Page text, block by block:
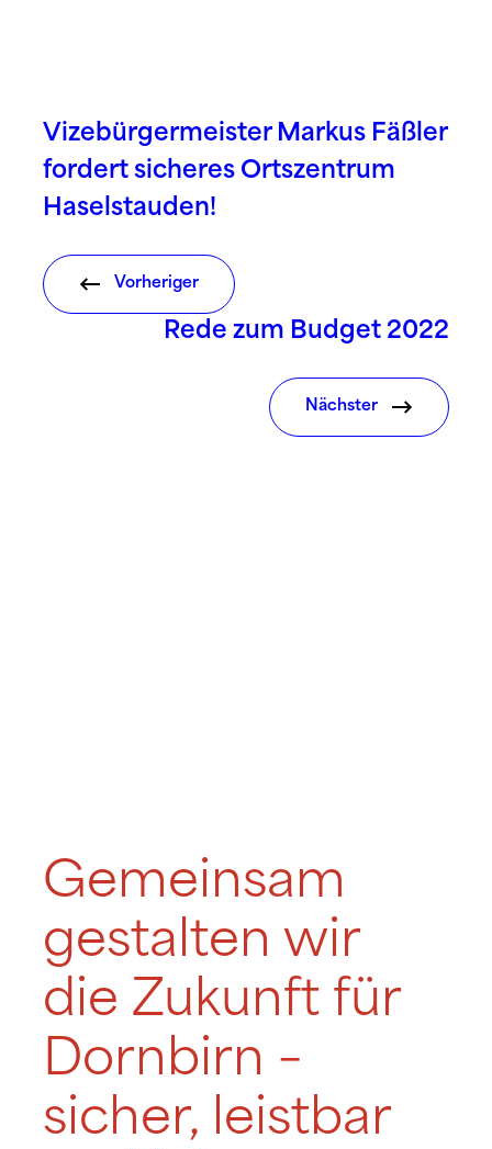
Vizebürgermeister Markus Fäßler
fordert sicheres Ortszentrum
Haselstauden!
Vorheriger
Rede zum Budget 2022
Nächster
Gemeinsam
gestalten wir
die Zukunft für
Dornbirn –
sicher, leistbar